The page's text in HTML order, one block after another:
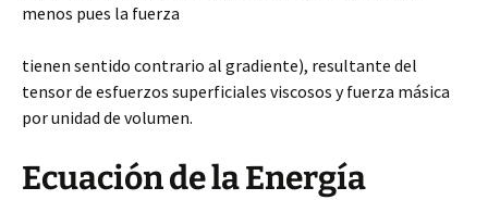
menos pues la fuerza
tienen sentido contrario al gradiente), resultante del
tensor de esfuerzos superficiales viscosos y fuerza másica
por unidad de volumen.
Ecuación de la Energía